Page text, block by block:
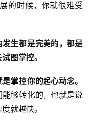
的时候，你就很难受
生都是完美的，都是
图掌控。
掌控你的起心动念。
够转化的，也就是说
就越快。